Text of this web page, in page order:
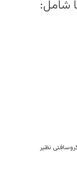
شامل:
نظیر